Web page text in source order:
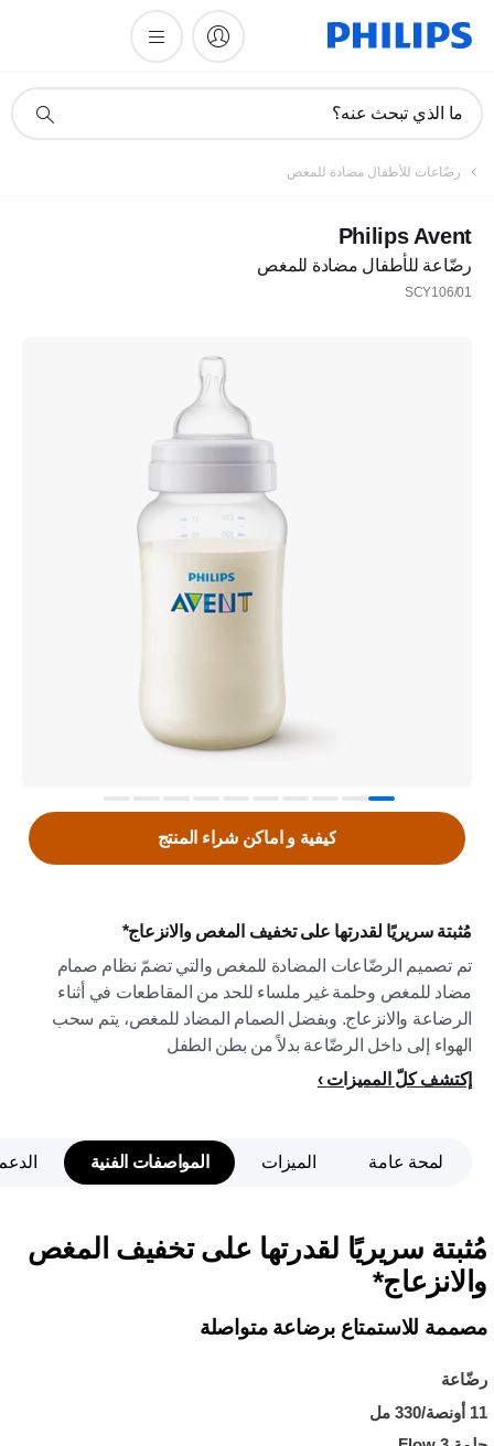
دعم
ما الذي تبحث عنه؟
رضّاعات للأطفال مضادة للمغص
Philips Avent
رضّاعة للأطفال مضادة للمغص
SCY106/01
مُثبتة سريريًا لقدرتها على تخفيف المغص والانزعاج*
تم تصميم الرضّاعات المضادة للمغص والتي تضمّ نظام صمام
مضاد للمغص وحلمة غير ملساء للحد من المقاطعات في أثناء
الرضاعة والانزعاج. وبفضل الصمام المضاد للمغص، يتم سحب
الهواء إلى داخل الرضّاعة بدلاً من بطن الطفل
إكتشف كلّ المميزات
كيفية و اماكن شراء المنتج
لمحة عامة الميزات المواصفات الفنية
مُثبتة سريريًا لقدرتها على تخفيف المغص
والانزعاج*
مصممة للاستمتاع برضاعة متواصلة
رضّاعة
11 أونصة/330 مل